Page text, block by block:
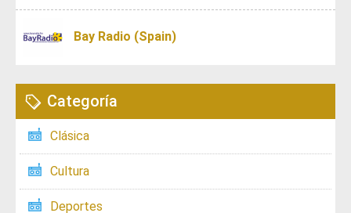
Bay Radio (Spain)
Categoría
Clásica
Cultura
Deportes